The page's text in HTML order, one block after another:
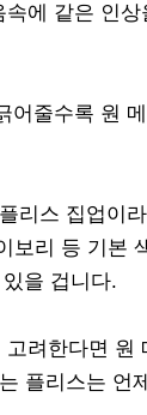
에 같은 인
어줄수록 원
리스 집업이
보리 등 기본
을 겁니다.
려한다면 원
플리스는 언